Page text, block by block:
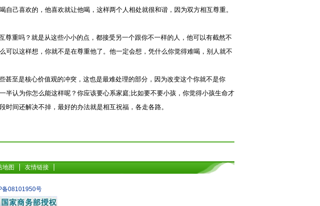
自己喜欢的，他喜欢就让他喝，这样两个人相处就很和谐，因为双方相互尊重。
重吗？就是从这些小小的点，都接受另一个跟你不一样的人，他可以有截然不
可以这样想，你就不是在尊重他了。他一定会想，凭什么你觉得难喝，别人就不
至是核心价值观的冲突，这也是最难处理的部分，因为改变这个你就不是你
半认为你怎么能这样呢？你应该要心系家庭;比如要不要小孩，你觉得小孩生命才
间还解决不掉，最好的办法就是相互祝福，各走各路。
地图 友情链接
备08101950号